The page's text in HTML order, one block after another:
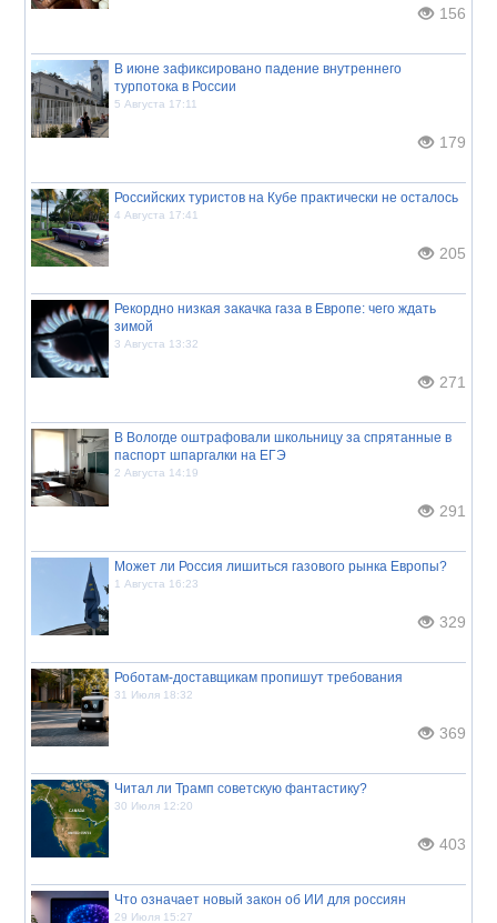
156
В июне зафиксировано падение внутреннего
турпотока в России
5 Августа 17:11
179
Российских туристов на Кубе практически не осталось
4 Августа 17:41
205
Рекордно низкая закачка газа в Европе: чего ждать
зимой
3 Августа 13:32
271
В Вологде оштрафовали школьницу за спрятанные в
паспорт шпаргалки на ЕГЭ
2 Августа 14:19
291
Может ли Россия лишиться газового рынка Европы?
1 Августа 16:23
329
Роботам-доставщикам пропишут требования
31 Июля 18:32
369
Читал ли Трамп советскую фантастику?
30 Июля 12:20
403
Что означает новый закон об ИИ для россиян
29 Июля 15:27